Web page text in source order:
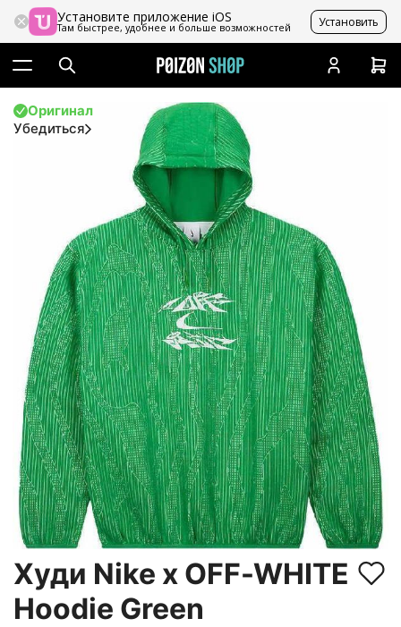
Установите приложение iOS
Там быстрее, удобнее и больше возможностей Установить
Оригинал
Убедиться
Худи Nike x OFF-WHITE
Hoodie Green